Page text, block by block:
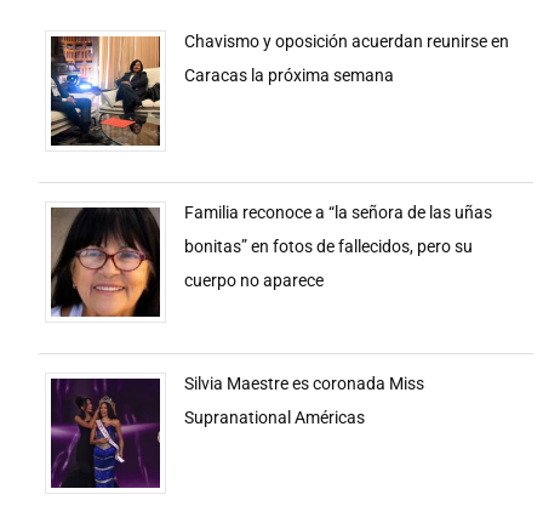
Chavismo y oposición acuerdan reunirse en
Caracas la próxima semana
Familia reconoce a “la señora de las uñas
bonitas” en fotos de fallecidos, pero su
cuerpo no aparece
Silvia Maestre es coronada Miss
Supranational Américas